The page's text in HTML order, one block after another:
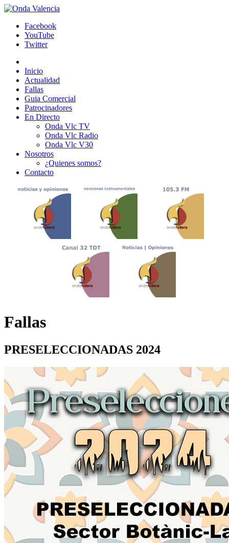
Facebook
YouTube
Twitter
Inicio
Actualidad
Fallas
Guia Comercial
Patrocinadores
En Directo
Onda Vlc TV
Onda Vlc Radio
Onda Vlc V30
Nosotros
¿Quienes somos?
Contacto
Fallas
PRESELECCIONADAS 2024